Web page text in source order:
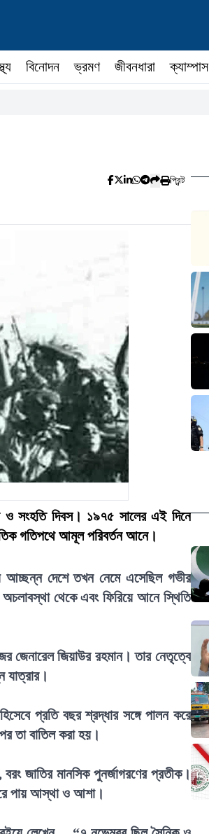
বিনোদন ভ্রমণ জীবনধারা ক্যাম্পাস
প্রিন্ট
ও সংহতি দিবস। ১৯৭৫ সালের এই দিনে
গতিপথে আমূল পরিবর্তন আনে।
আচ্ছন্ন দেশে তখন নেমে এসেছিল গভীর
থেকে এবং ফিরিয়ে আনে স্থিতি
জেনারেল জিয়াউর রহমান। তার নেতৃত্বে
যাত্রার।
প্রতি বছর শ্রদ্ধার সঙ্গে পালন করে
তা বাতিল করা হয়।
জাতির মানসিক পুনর্জাগরণের প্রতীক।
পায় আস্থা ও আশা।